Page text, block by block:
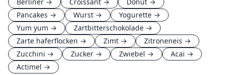
Pancakes → Wurst → Yogurette →
Yum yum → Zartbitterschokolade →
Zarte haferflocken → Zimt → Zitroneneis →
Zucchini → Zucker → Zwiebel → Acai →
Actimel →